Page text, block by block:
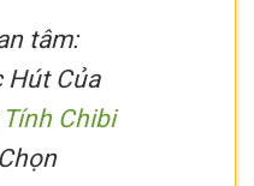
tâm:
Hút Của
Chibi